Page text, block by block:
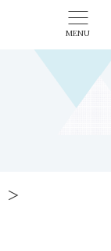
MENU